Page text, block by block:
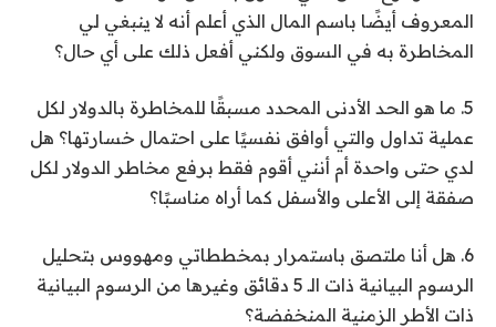
المعروف أيضًا باسم المال الذي أعلم أنه لا ينبغي لي
المخاطرة به في السوق ولكني أفعل ذلك على أي حال؟
5. ما هو الحد الأدنى المحدد مسبقًا للمخاطرة بالدولار لكل
عملية تداول والتي أوافق نفسيًا على احتمال خسارتها؟ هل
لدي حتى واحدة أم أنني أقوم فقط برفع مخاطر الدولار لكل
صفقة إلى الأعلى والأسفل كما أراه مناسبًا؟
6. هل أنا ملتصق باستمرار بمخططاتي ومهووس بتحليل
الرسوم البيانية ذات الـ 5 دقائق وغيرها من الرسوم البيانية
ذات الأطر الزمنية المنخفضة؟